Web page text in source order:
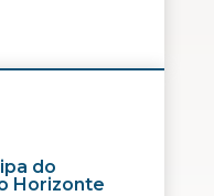
do
Horizonte